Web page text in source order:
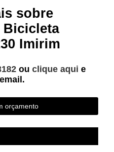
sobre
Bicicleta
Imirim
ouclique aqui e
orçamento